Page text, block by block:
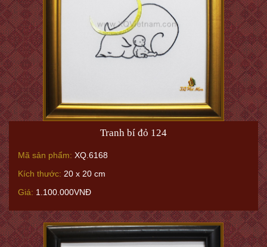
Tranh bí đỏ 124
Mã sản phẩm: XQ.6168
Kích thước: 20 x 20 cm
Giá: 1.100.000VNĐ